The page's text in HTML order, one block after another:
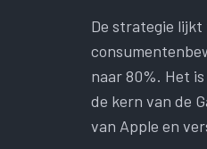
De strategie
naar 80%. Het
de kern van de
van Apple en